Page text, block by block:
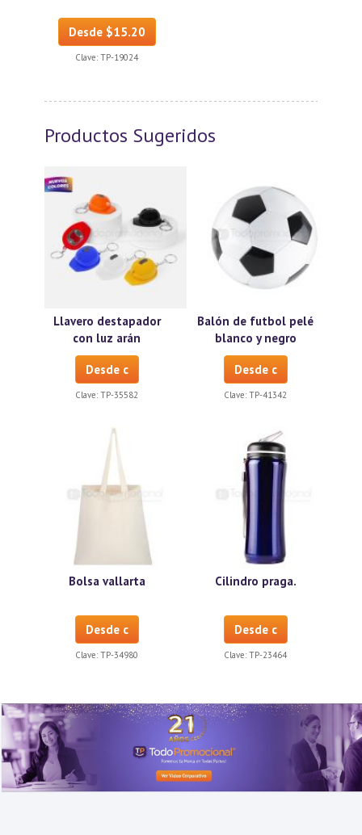
Desde $15.20
Clave: TP-19024
Productos Sugeridos
Llavero destapador
con luz arán
Desde c
Clave: TP-35582
Balón de futbol pelé
blanco y negro
Desde c
Clave: TP-41342
Bolsa vallarta
Desde c
Clave: TP-34980
Cilindro praga.
Desde c
Clave: TP-23464